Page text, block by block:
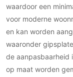
waardoor een
voor moderne
en kan worden
waaronder
de aanpasbaarheid
op maat worden